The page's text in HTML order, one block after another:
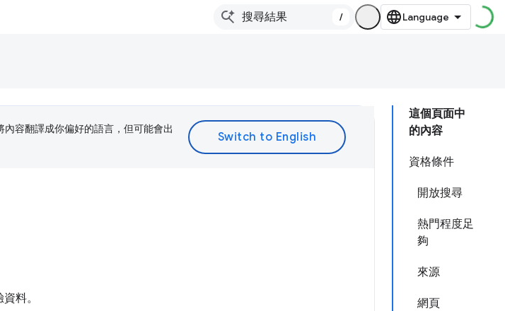
/
這個頁面中
的內容
資格條件
開放搜尋
熱門程度足
夠
來源
網頁
容翻譯成你偏好的語言，但可能會出
料。